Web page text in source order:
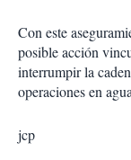
Con este
posible acción
interrumpir la
operaciones en
jcp